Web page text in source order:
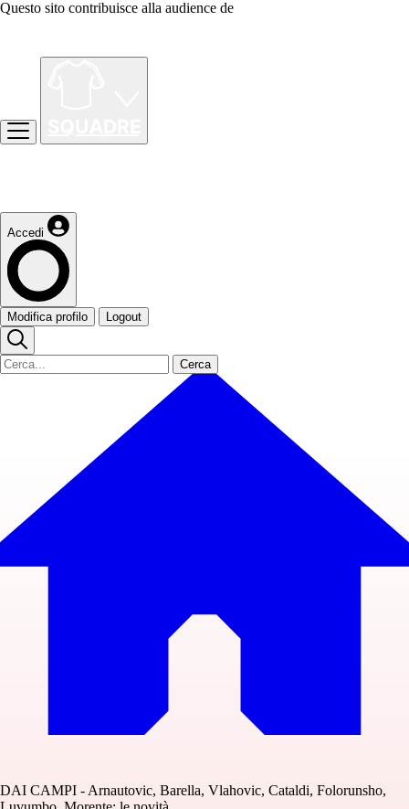
Questo sito contribuisce alla audience de
Accedi
Modifica profilo Logout
Cerca
DAI CAMPI - Arnautovic, Barella, Vlahovic, Cataldi, Folorunsho,